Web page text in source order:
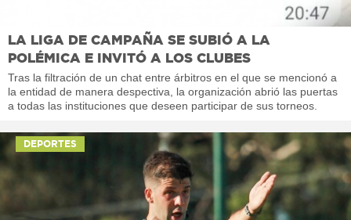
LA LIGA DE CAMPAÑA SE SUBIÓ A LA
POLÉMICA E INVITÓ A LOS CLUBES
Tras la filtración de un chat entre árbitros en el que se mencionó a
la entidad de manera despectiva, la organización abrió las puertas
a todas las instituciones que deseen participar de sus torneos.
DEPORTES